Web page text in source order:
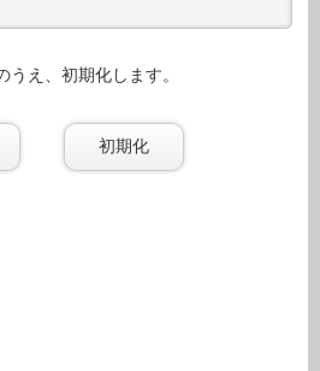
うえ、初期化します。